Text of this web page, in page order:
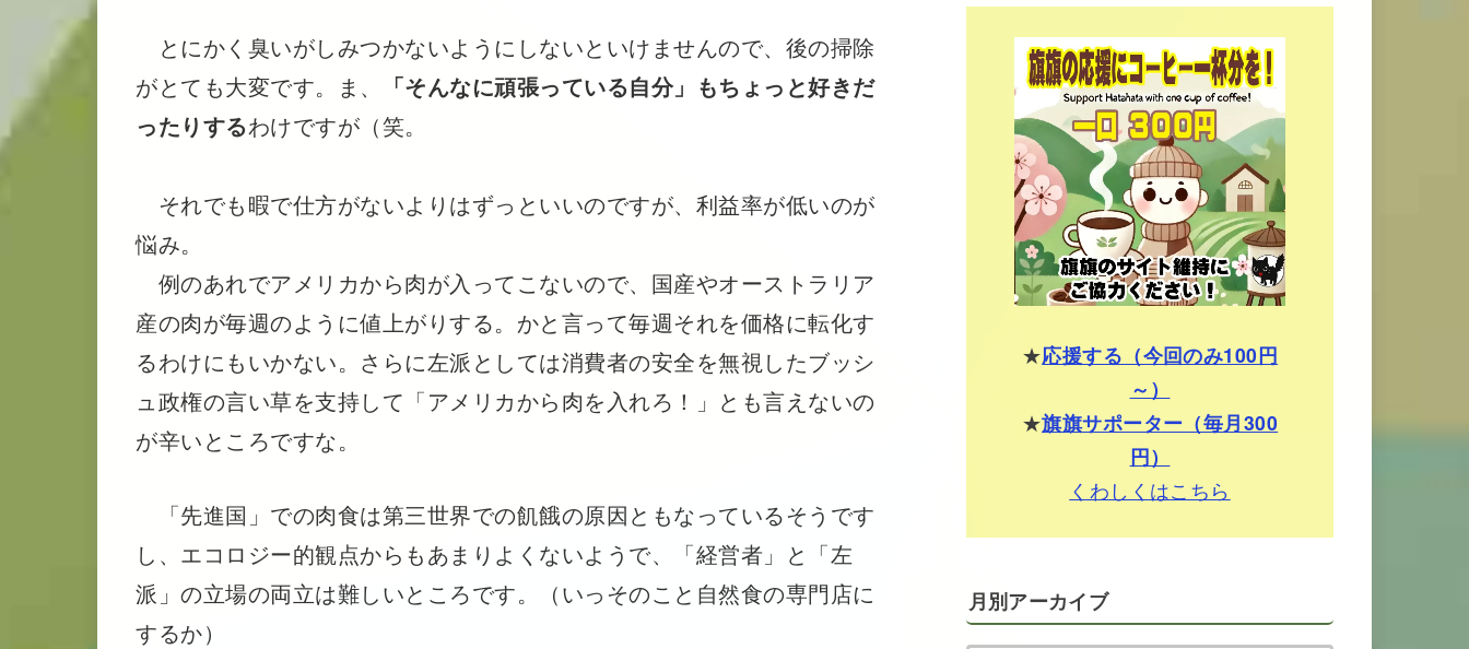
とにかく臭いがしみつかないようにしないといけませんので、後の掃除
がとても大変です。ま、
「そんなに頑張っている自分」もちょっと好きだ
ったりするわけですが（笑。
それでも暇で仕方がないよりはずっといいのですが、利益率が低いのが
悩み。
例のあれでアメリカから肉が入ってこないので、国産やオーストラリア
産の肉が毎週のように値上がりする。かと言って毎週それを価格に転化す
るわけにもいかない。さらに左派としては消費者の安全を無視したブッシ
ュ政権の言い草を支持して「アメリカから肉を入れろ！」とも言えないの
が辛いところですな。
「先進国」での肉食は第三世界での飢餓の原因ともなっているそうです
し、エコロジー的観点からもあまりよくないようで、「経営者」と「左
派」の立場の両立は難しいところです。（いっそのこと自然食の専門店に
するか）
★応援する（今回のみ100円
～）
★旗旗サポーター（毎月300
円）
くわしくはこちら
月別アーカイブ